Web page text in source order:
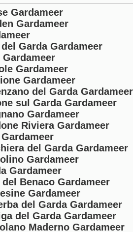
Gardameer
Gardameer
Garda Gardameer
Gardameer
Gardameer
Gardameer
del Garda Gardameer
sul Garda Gardameer
Gardameer
Riviera Gardameer
del Garda Gardameer
Gardameer
Gardameer
Benaco Gardameer
Gardameer
del Garda Gardameer
del Garda Gardameer
Maderno Gardameer